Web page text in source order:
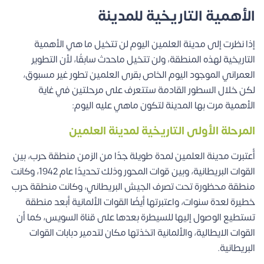
الأهمية التاريخية للمدينة
إذا نظرت إلى مدينة العلمين اليوم لن تتخيل ما هي الأهمية
التاريخية لهذه المنطقة، ولن تتخيل ماحدث سابقًا، لأن التطوير
العمراني الموجود اليوم الخاص بقرى العلمين تطور غير مسبوق،
لكن خلال السطور القادمة ستتعرف على مرحلتين في غاية
الأهمية مرت بها المدينة لتكون ماهي عليه اليوم:
المرحلة الأولى التاريخية لمدينة العلمين
أُعتبرت مدينة العلمين لمدة طويلة جدًا من الزمن منطقة حرب، بين
القوات البريطانية، وبين قوات المحور وذلك تحديدًا عام 1942، وكانت
منطقة محظورة تحت تصرف الجيش البريطاني، وكانت منطقة حرب
خطيرة لعدة سنوات، واعتبرتها أيضًا القوات الألمانية أبعد منطقة
تستطيع الوصول إليها للسيطرة بعدها على قناة السويس، كما أن
القوات الايطالية، والألمانية اتخذتها مكان لتدمير دبابات القوات
البريطانية.